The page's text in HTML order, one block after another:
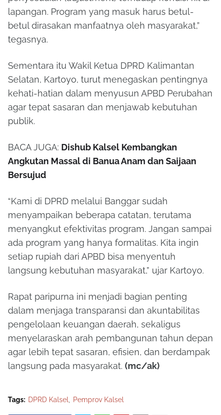
lapangan. Program yang masuk harus betul-
betul dirasakan manfaatnya oleh masyarakat,”
tegasnya.
Sementara itu Wakil Ketua DPRD Kalimantan
Selatan, Kartoyo, turut menegaskan pentingnya
kehati-hatian dalam menyusun APBD Perubahan
agar tepat sasaran dan menjawab kebutuhan
publik.
BACA JUGA: Dishub Kalsel Kembangkan
Angkutan Massal di Banua Anam dan Saijaan
Bersujud
“Kami di DPRD melalui Banggar sudah
menyampaikan beberapa catatan, terutama
menyangkut efektivitas program. Jangan sampai
ada program yang hanya formalitas. Kita ingin
setiap rupiah dari APBD bisa menyentuh
langsung kebutuhan masyarakat,” ujar Kartoyo.
Rapat paripurna ini menjadi bagian penting
dalam menjaga transparansi dan akuntabilitas
pengelolaan keuangan daerah, sekaligus
menyelaraskan arah pembangunan tahun depan
agar lebih tepat sasaran, efisien, dan berdampak
langsung pada masyarakat. (mc/ak)
Tags: DPRD Kalsel Pemprov Kalsel